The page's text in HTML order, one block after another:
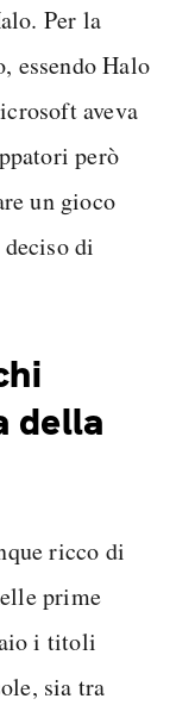
Per la
essendo Halo
aveva
però
un gioco
di
della
ricco di
prime
i titoli
sia tra